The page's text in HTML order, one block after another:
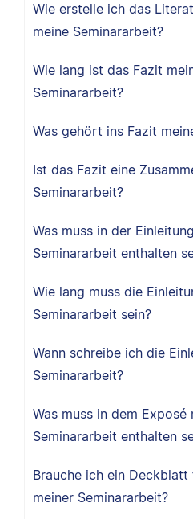
Wie erstelle ich das
meine Seminararbeit?
Wie lang ist das Fazit
Seminararbeit?
Was gehört ins Fazit
Ist das Fazit eine
Seminararbeit?
Was muss in der
Seminararbeit enthalten
Wie lang muss die
Seminararbeit sein?
Wann schreibe ich die
Seminararbeit?
Was muss in dem Exposé
Seminararbeit enthalten
Brauche ich ein
meiner Seminararbeit?